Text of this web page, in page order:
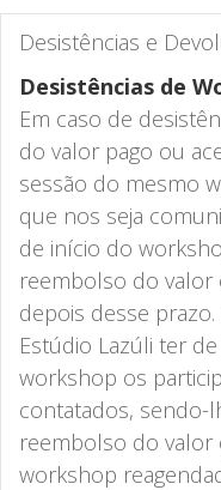
Desistências e
Desistências de
Em caso de
do valor pago ou
sessão do mesmo
que nos seja
de início do
reembolso do valor
depois desse
Estúdio Lazúli ter
workshop os
contatados, sendo-
reembolso do valor
workshop